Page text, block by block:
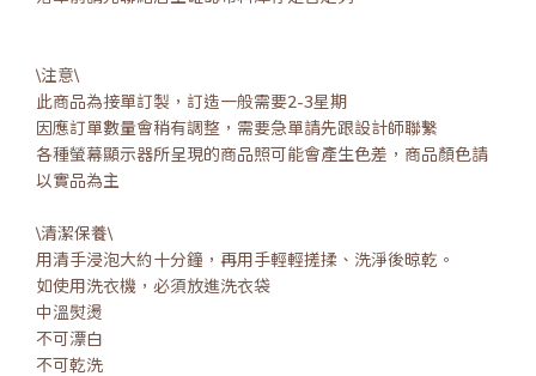
\注意\
此商品為接單訂製，訂造一般需要2-3星期
因應訂單數量會稍有調整，需要急單請先跟設計師聯繫
各種螢幕顯示器所呈現的商品照可能會產生色差，商品顏色請
以實品為主
\清潔保養\
用清手浸泡大約十分鐘，再用手輕輕搓揉、洗淨後晾乾。
如使用洗衣機，必須放進洗衣袋
中溫熨燙
不可漂白
不可乾洗